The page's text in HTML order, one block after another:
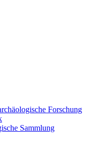
Forschung
Sammlung